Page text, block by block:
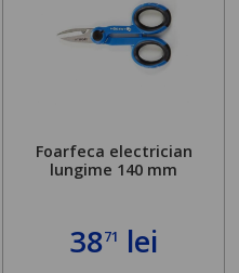
Foarfeca electrician
lungime 140 mm
3871 lei